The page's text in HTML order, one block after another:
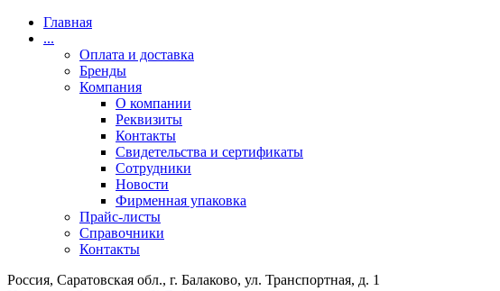
Главная
...
Оплата и доставка
Бренды
Компания
О компании
Реквизиты
Контакты
Свидетельства и сертификаты
Сотрудники
Новости
Фирменная упаковка
Прайс-листы
Справочники
Контакты
Россия, Саратовская обл., г. Балаково, ул. Транспортная, д. 1